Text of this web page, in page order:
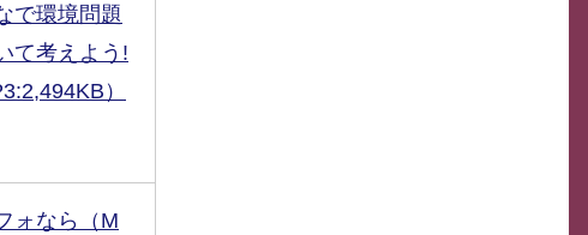
で環境問題
て考えよう!
）
ォなら（M